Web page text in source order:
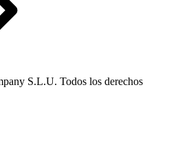
S.L.U. Todos los derechos